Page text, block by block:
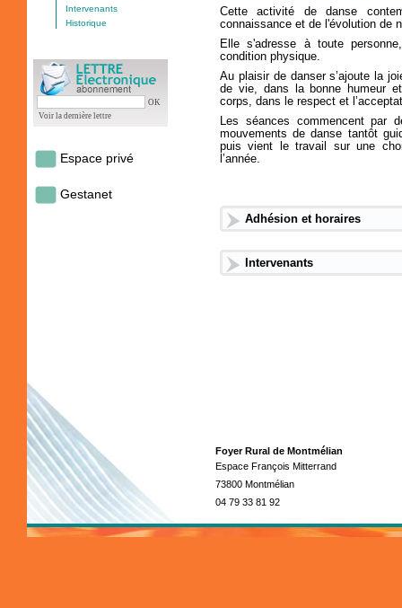
Intervenants
Historique
OK
Voir la dernière lettre
Espace privé
Gestanet
Cette activité de danse
connaissance et de l'évolution de
Elle s'adresse à toute
condition physique.
Au plaisir de danser s’ajoute la
de vie, dans la bonne humeur
corps, dans le respect et
Les séances commencent par
mouvements de danse tantôt
puis vient le travail sur une
l’année.
Adhésion et horaires
Intervenants
Foyer Rural de Montmélian
Espace François Mitterrand
73800 Montmélian
04 79 33 81 92